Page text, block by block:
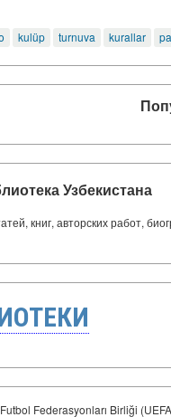
kulüp turnuva kurallar
Узбекистана
книг, авторских работ,
Futbol Federasyonları Birliği